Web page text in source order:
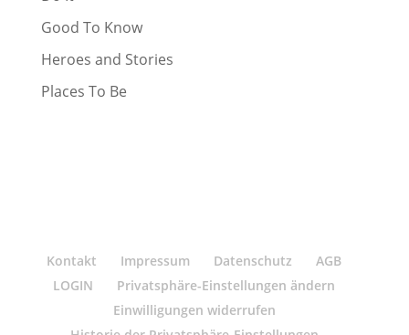
Good To Know
Heroes and Stories
Places To Be
Kontakt Impressum Datenschutz
AGB
LOGIN
Privatsphäre-Einstellungen ändern
Einwilligungen widerrufen